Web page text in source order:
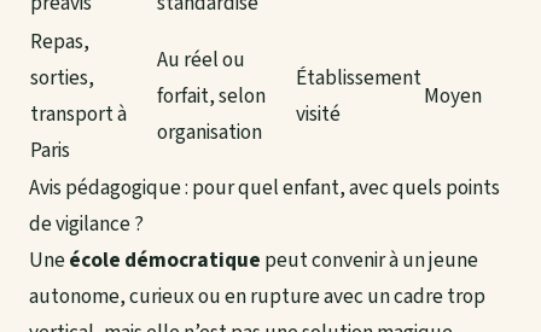
Repas,
sorties,
transport à
Paris
Au réel ou
forfait, selon
organisation
Établissement
visité
Moyen
Avis pédagogique : pour quel enfant, avec quels points
de vigilance ?
Uneécole démocratique peut convenir à un jeune
autonome, curieux ou en rupture avec un cadre trop